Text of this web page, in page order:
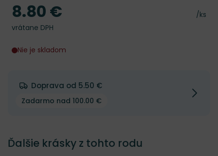
Cena
/ks
Cena
8.80 €
vrátane DPH
Nie je skladom
Doprava od 5.50 €
Zadarmo nad 100.00 €
Ďalšie krásky z tohto rodu